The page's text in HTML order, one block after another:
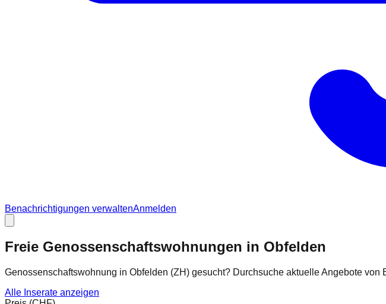
Benachrichtigungen verwaltenAnmelden
Freie Genossenschaftswohnungen in Obfelden
Genossenschaftswohnung in Obfelden (ZH) gesucht? Durchsuche aktuelle Angebote
Alle Inserate anzeigen